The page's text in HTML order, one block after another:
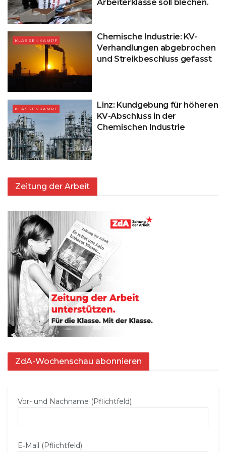
Arbeiterklasse soll blechen.
KLASSENKAMPF
Chemische Industrie: KV-
Verhandlungen abgebrochen
und Streikbeschluss gefasst
KLASSENKAMPF
Linz: Kundgebung für höheren
KV-Abschluss in der
Chemischen Industrie
Zeitung der Arbeit
ZdA-Wochenschau abonnieren
Vor- und Nachname (Pflichtfeld)
E‑Mail (Pflichtfeld)